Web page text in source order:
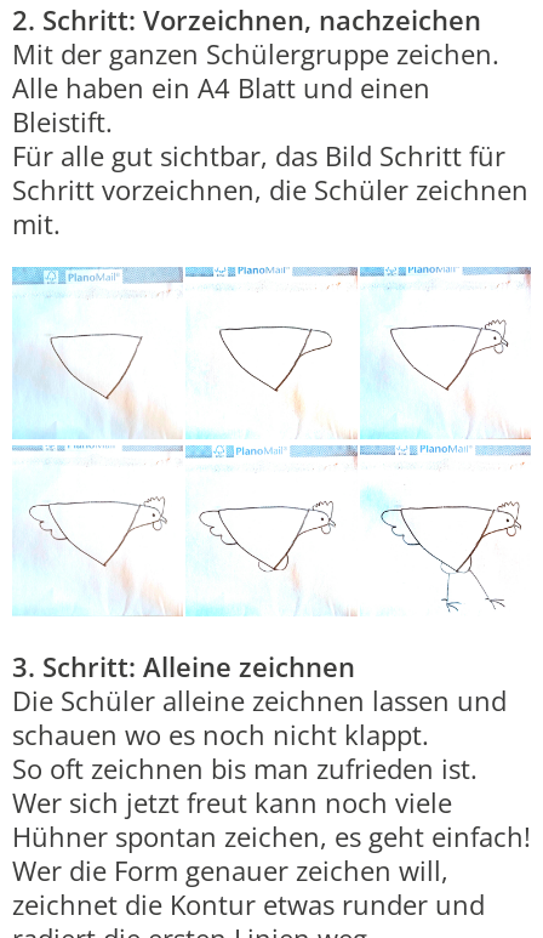
2. Schritt: Vorzeichnen, nachzeichen
Mit der ganzen Schülergruppe zeichen.
Alle haben ein A4 Blatt und einen
Bleistift.
Für alle gut sichtbar, das Bild Schritt für
Schritt vorzeichnen, die Schüler zeichnen
mit.
3. Schritt: Alleine zeichnen
Die Schüler alleine zeichnen lassen und
schauen wo es noch nicht klappt.
So oft zeichnen bis man zufrieden ist.
Wer sich jetzt freut kann noch viele
Hühner spontan zeichen, es geht einfach!
Wer die Form genauer zeichen will,
zeichnet die Kontur etwas runder und